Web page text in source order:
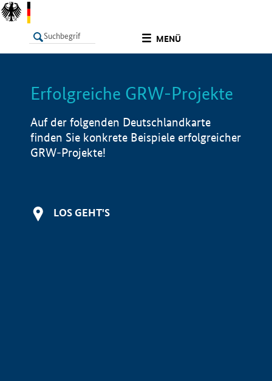
MENÜ
LISTE Info
Erfolgreiche GRW-Projekte
Auf der folgenden Deutschlandkarte
finden Sie konkrete Beispiele erfolgreicher
GRW-Projekte!
LOS GEHT'S